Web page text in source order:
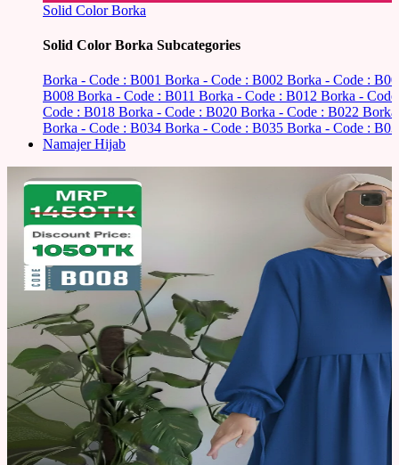
Solid Color Borka
Solid Color Borka Subcategories
Borka - Code : B001 Borka - Code : B002 Borka - Code :
B008 Borka - Code : B011 Borka - Code : B012 Borka -
Code : B018 Borka - Code : B020 Borka - Code : B022
Borka - Code : B034 Borka - Code : B035 Borka - Code :
Namajer Hijab